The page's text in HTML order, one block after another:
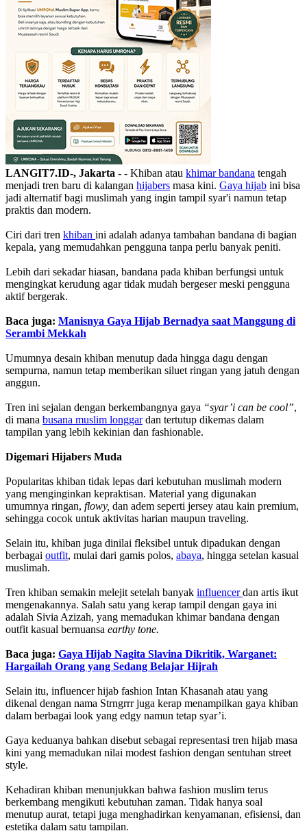
LANGIT7.ID-, Jakarta - - Khiban atau khimar bandana tengah
menjadi tren baru di kalangan hijabers masa kini. Gaya hijab ini bisa
jadi alternatif bagi muslimah yang ingin tampil syar'i namun tetap
praktis dan modern.
Ciri dari tren khiban ini adalah adanya tambahan bandana di bagian
kepala, yang memudahkan pengguna tanpa perlu banyak peniti.
Lebih dari sekadar hiasan, bandana pada khiban berfungsi untuk
mengingkat kerudung agar tidak mudah bergeser meski pengguna
aktif bergerak.
Baca juga: Manisnya Gaya Hijab Bernadya saat Manggung di
Serambi Mekkah
Umumnya desain khiban menutup dada hingga dagu dengan
sempurna, namun tetap memberikan siluet ringan yang jatuh dengan
anggun.
Tren ini sejalan dengan berkembangnya gaya “syar’i can be cool”,
di mana busana muslim longgardan tertutup dikemas dalam
tampilan yang lebih kekinian dan fashionable.
Digemari Hijabers Muda
Popularitas khiban tidak lepas dari kebutuhan muslimah modern
yang menginginkan kepraktisan. Material yang digunakan
umumnya ringan, flowy, dan adem seperti jersey atau kain premium,
sehingga cocok untuk aktivitas harian maupun traveling.
Selain itu, khiban juga dinilai fleksibel untuk dipadukan dengan
berbagai outfit, mulai dari gamis polos, abaya, hingga setelan kasual
muslimah.
Tren khiban semakin melejit setelah banyak influencerdan artis ikut
mengenakannya. Salah satu yang kerap tampil dengan gaya ini
adalah Sivia Azizah, yang memadukan khimar bandana dengan
outfit kasual bernuansa earthy tone.
Baca juga: Gaya Hijab Nagita Slavina Dikritik, Warganet:
Hargailah Orang yang Sedang Belajar Hijrah
Selain itu, influencer hijab fashion Intan Khasanah atau yang
dikenal dengan nama Strngrrr juga kerap menampilkan gaya khiban
dalam berbagai look yang edgy namun tetap syar’i.
Gaya keduanya bahkan disebut sebagai representasi tren hijab masa
kini yang memadukan nilai modest fashion dengan sentuhan street
style.
Kehadiran khiban menunjukkan bahwa fashion muslim terus
berkembang mengikuti kebutuhan zaman. Tidak hanya soal
menutup aurat, tetapi juga menghadirkan kenyamanan, efisiensi, dan
estetika dalam satu tampilan.